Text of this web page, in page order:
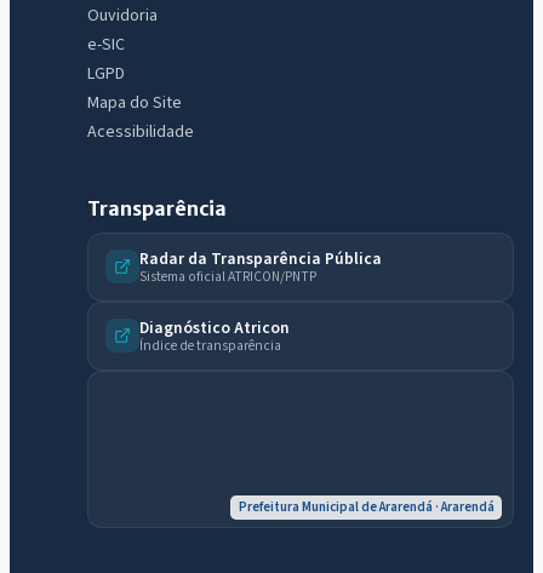
Ouvidoria
e-SIC
LGPD
Mapa do Site
Acessibilidade
Transparência
Radar da Transparência Pública
Sistema oficial ATRICON/PNTP
Diagnóstico Atricon
Índice de transparência
Prefeitura Municipal de Ararendá · Ararendá